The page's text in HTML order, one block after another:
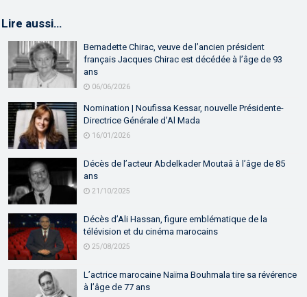
Lire aussi…
Bernadette Chirac, veuve de l’ancien président
français Jacques Chirac est décédée à l’âge de 93
ans
06/06/2026
Nomination | Noufissa Kessar, nouvelle Présidente-
Directrice Générale d’Al Mada
16/01/2026
Décès de l’acteur Abdelkader Moutaâ à l’âge de 85
ans
21/10/2025
Décès d’Ali Hassan, figure emblématique de la
télévision et du cinéma marocains
25/08/2025
L’actrice marocaine Naïma Bouhmala tire sa révérence
à l’âge de 77 ans